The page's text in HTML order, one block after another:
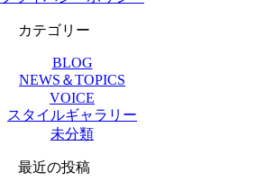
カテゴリー
BLOG
NEWS＆TOPICS
VOICE
スタイルギャラリー
未分類
最近の投稿